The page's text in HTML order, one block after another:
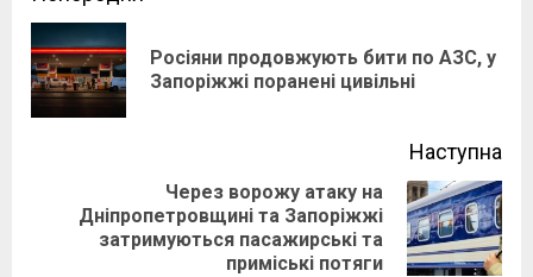
ReadingРосіяни продовжують бити по АЗС, у
Запоріжжі поранені цивільні
Наступна
Через ворожу атаку на
Дніпропетровщині та Запоріжжі
затримуються пасажирські та
приміські потяги